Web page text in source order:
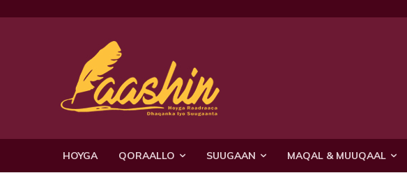
HOYGA QORAALLO SUUGAAN MAQAL & MUUQAAL